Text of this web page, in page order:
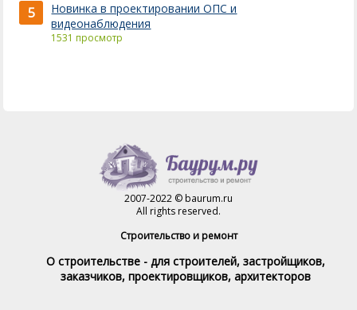
5
Новинка в проектировании ОПС и
видеонаблюдения
1531 просмотр
2007-2022 © baurum.ru
All rights reserved.
Строительство и ремонт
О строительстве - для строителей, застройщиков,
заказчиков, проектировщиков, архитекторов